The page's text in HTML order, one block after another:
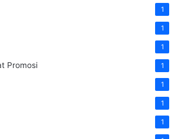
1
1
1
Promosi 1
1
1
1